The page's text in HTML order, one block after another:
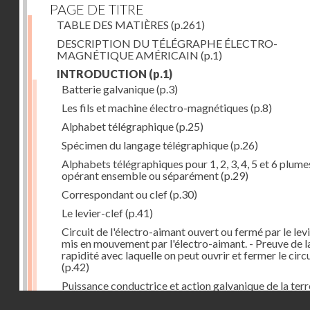
PAGE DE TITRE
TABLE DES MATIÈRES (p.261)
DESCRIPTION DU TÉLÉGRAPHE ÉLECTRO-
MAGNÉTIQUE AMÉRICAIN (p.1)
INTRODUCTION (p.1)
Batterie galvanique(p.3)
Les fils et machine électro-magnétiques (p.8)
Alphabet télégraphique(p.25)
Spécimen du langage télégraphique(p.26)
Alphabets télégraphiques pour 1, 2, 3, 4, 5 et 6
opérant ensemble ou séparément(p.29)
Correspondant ou clef(p.30)
Le levier-clef(p.41)
Circuit de l'électro-aimant ouvert ou fermé par le
mis en mouvement par l'électro-aimant. - Preuve de
rapidité avec laquelle on peut ouvrir et fermer le
(p.42)
Puissance conductrice et action galvanique de la